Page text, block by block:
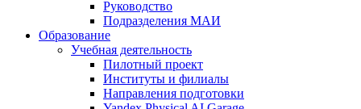
Руководство
Подразделения МАИ
Образование
Учебная деятельность
Пилотный проект
Институты и филиалы
Направления подготовки